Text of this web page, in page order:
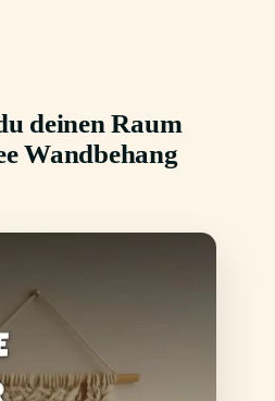
deinen Raum
Wandbehang